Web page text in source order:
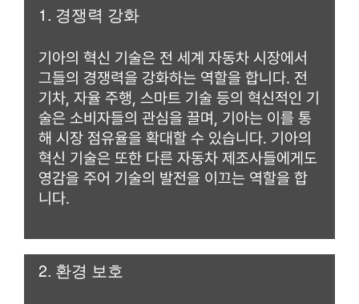
1. 경쟁력 강화
기아의 혁신 기술은 전 세계 자동차 시장에서
그들의 경쟁력을 강화하는 역할을 합니다. 전
기차, 자율 주행, 스마트 기술 등의 혁신적인 기
술은 소비자들의 관심을 끌며, 기아는 이를 통
해 시장 점유율을 확대할 수 있습니다. 기아의
혁신 기술은 또한 다른 자동차 제조사들에게도
영감을 주어 기술의 발전을 이끄는 역할을 합
니다.
2. 환경 보호